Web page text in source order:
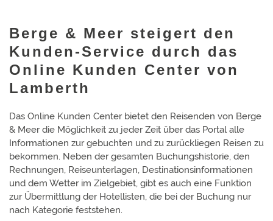
Berge & Meer steigert den
Kunden-Service durch das
Online Kunden Center von
Lamberth
Das Online Kunden Center bietet den Reisenden von Berge
& Meer die Möglich­keit zu jeder Zeit über das Portal alle
Infor­matio­nen zur gebuch­ten und zu zurückliegen Reisen zu
be­kom­men. Neben der gesam­ten Buchungs­historie, den
Rech­nungen, Reise­unter­lagen, Desti­nations­infor­matio­nen
und dem Wetter im Ziel­gebiet, gibt es auch eine Funktion
zur Über­mitt­lung der Hotellisten, die bei der Buchung nur
nach Kate­gorie fest­stehen.